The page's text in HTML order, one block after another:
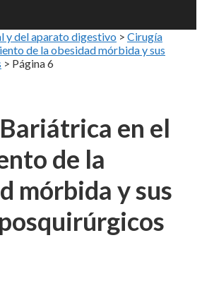
y del aparato digestivo > Cirugía
de la obesidad mórbida y sus
> Página 6
en el
de la
mórbida y sus